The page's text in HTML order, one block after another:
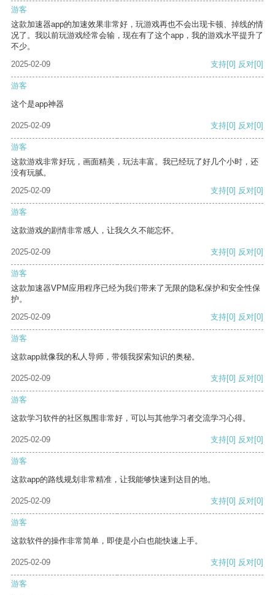
游客
这款加速器app的加速效果非常好，玩游戏再也不会出现卡顿、掉线的情
况了。我以前玩游戏经常会输，现在有了这个app，我的游戏水平提升了
不少。
2025-02-09
支持[0] 反对[0]
游客
这个是app神器
2025-02-09 支持[0] 反对[0]
游客
这款游戏非常好玩，画面精美，玩法丰富。我已经玩了好几个小时，还
没有玩腻。
2025-02-09
支持[0] 反对[0]
游客
这款游戏的剧情非常感人，让我久久不能忘怀。
2025-02-09 支持[0] 反对[0]
游客
这款加速器VPM应用程序已经为我们带来了无限的隐私保护和安全性保
护。
2025-02-09
支持[0] 反对[0]
游客
这款app就像我的私人导师，带领我探索知识的奥秘。
2025-02-09 支持[0] 反对[0]
游客
这款学习软件的社区氛围非常好，可以与其他学习者交流学习心得。
2025-02-09 支持[0] 反对[0]
游客
这款app的路线规划非常精准，让我能够快速到达目的地。
2025-02-09 支持[0] 反对[0]
游客
这款软件的操作非常简单，即使是小白也能快速上手。
2025-02-09 支持[0] 反对[0]
游客